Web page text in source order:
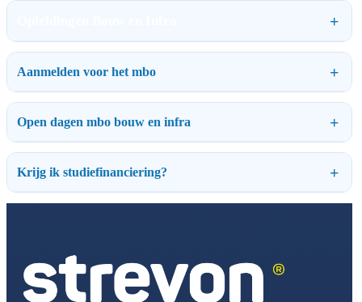
Aanmelden voor het mbo
Open dagen mbo bouw en infra
Krijg ik studiefinanciering?